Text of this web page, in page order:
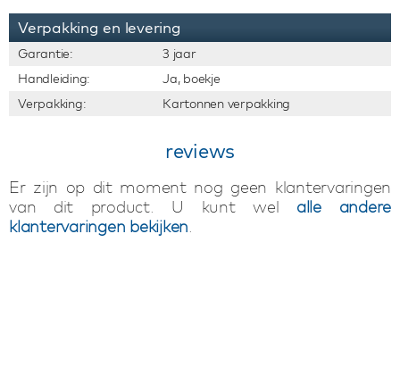
Verpakking en levering
Garantie:
3 jaar
Handleiding:
Ja, boekje
Verpakking:
Kartonnen verpakking
reviews
Er zijn op dit moment nog geen klantervaringen
van dit product. U kunt wel alle andere
klantervaringen bekijken.